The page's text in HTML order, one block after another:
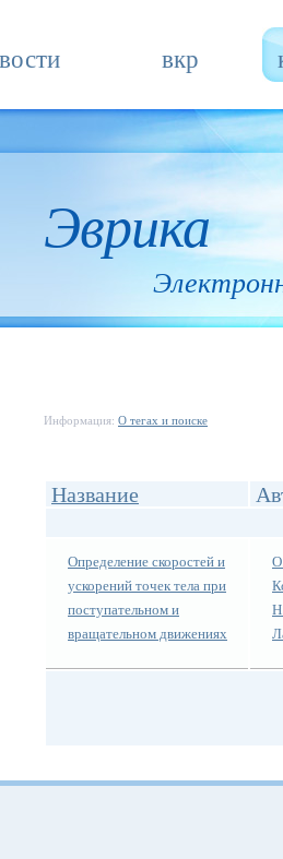
вкр
Эврика
Информация: О тегах и поиске
Название
Определение скоростей и
ускорений точек тела при
поступательном и
вращательном движениях